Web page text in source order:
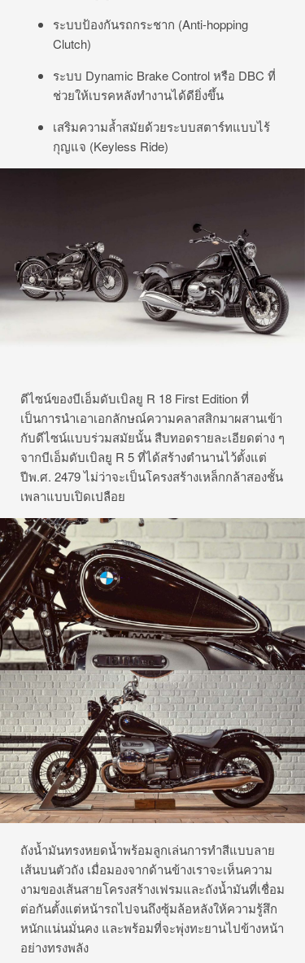
ระบบป้องกันรถกระชาก (Anti-hopping
Clutch)
ระบบ Dynamic Brake Control หรือ DBC ที่
ช่วยให้เบรคหลังทำงานได้ดียิ่งขึ้น
เสริมความล้ำสมัยด้วยระบบสตาร์ทแบบไร้
กุญแจ (Keyless Ride)
ดีไซน์ของบีเอ็มดับเบิลยู R 18 First Edition ที่
เป็นการนำเอาเอกลักษณ์ความคลาสสิกมาผสานเข้า
กับดีไซน์แบบร่วมสมัยนั้น สืบทอดรายละเอียดต่าง ๆ
จากบีเอ็มดับเบิลยู R 5 ที่ได้สร้างตำนานไว้ตั้งแต่
ปีพ.ศ. 2479 ไม่ว่าจะเป็นโครงสร้างเหล็กกล้าสองชั้น
เพลาแบบเปิดเปลือย
ถังน้ำมันทรงหยดน้ำพร้อมลูกเล่นการทำสีแบบลาย
เส้นบนตัวถัง เมื่อมองจากด้านข้างเราจะเห็นความ
งามของเส้นสายโครงสร้างเฟรมและถังน้ำมันที่เชื่อม
ต่อกันตั้งแต่หน้ารถไปจนถึงซุ้มล้อหลังให้ความรู้สึก
หนักแน่นมั่นคง และพร้อมที่จะพุ่งทะยานไปข้างหน้า
อย่างทรงพลัง